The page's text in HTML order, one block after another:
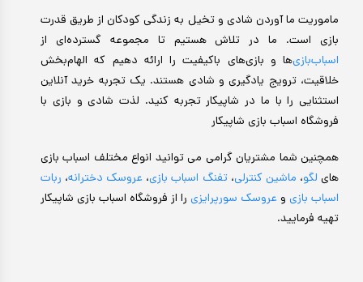
ماموریت ما آوردن شادی و تخیل به زندگی کودکان از طریق قدرت
بازی است. ما در تلاش هستیم تا مجموعه گسترده‌ای از
اسباب‌بازی‌ها و بازی‌های باکیفیت را ارائه دهیم که الهام‌بخش
خلاقیت، ترویج یادگیری و شادی هستند. یک تجربه خرید آنلاین
استثنایی را با ما در شاپیکار تجربه کنید. لذت شادی و بازی با
فروشگاه اسباب بازی شاپیکار
همچنین شما مشتریان گرامی می توانید انواع مختلف اسباب بازی
های لگو، ماشین کنترلی،تفنگ اسباب بازی، عروسک دخترانه، ربات
اسباب بازی و عروسک سورپرایزی را از فروشگاه اسباب بازی شاپیکار
تهیه فرمایید.